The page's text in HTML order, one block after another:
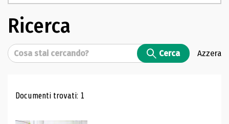
Ricerca
Cerca Cerca Azzera
Risultati di ricerca
Documenti trovati: 1